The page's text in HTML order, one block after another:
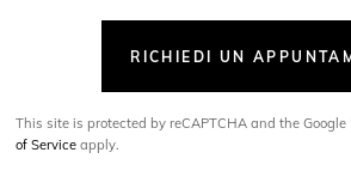
RICHIEDI UN
This site is protected by reCAPTCHA and the Google
of Service apply.